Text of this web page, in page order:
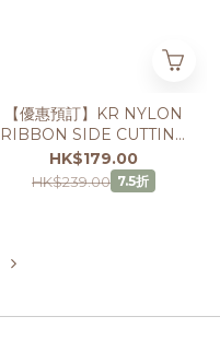
【優惠預訂】KR NYLON
RIBBON SIDE CUTTING
SKIRT（5色）
HK$179.00
HK$239.00 7.5折